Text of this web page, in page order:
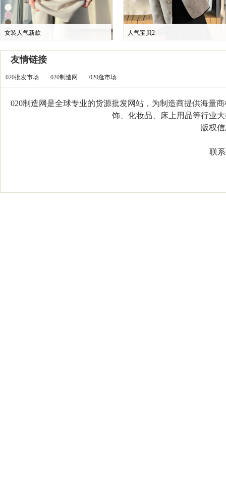
女装人气新款 人气宝贝2
友情链接
020批发市场 020制造网 020逛市场
020制造网是全球专业的货源批发网站，为制造商提供海量
饰、化妆品、床上用品等行业
版权信
联